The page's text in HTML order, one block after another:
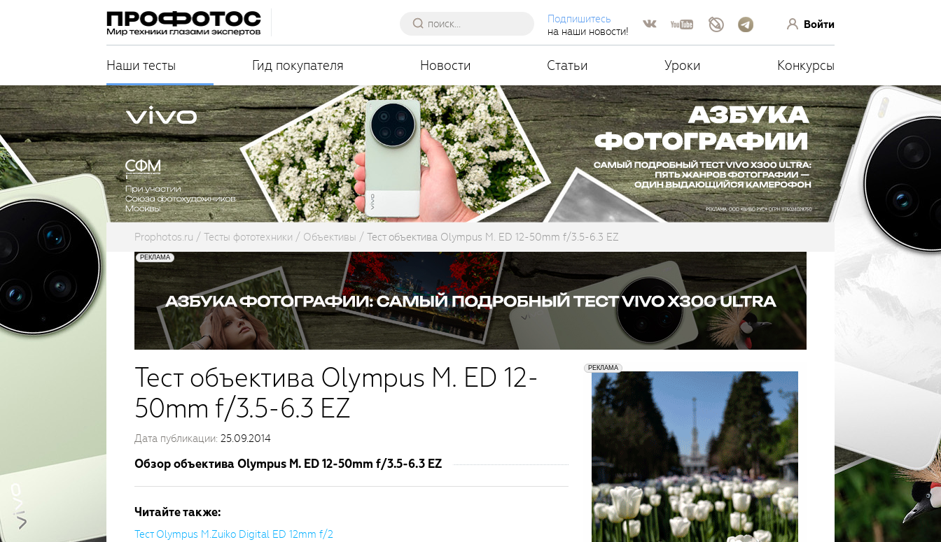
Подпишитесь
на наши новости!
Войти
Наши тесты Гид покупателя Новости Статьи Уроки Конкурсы
Prophotos.ru Тесты фототехники Объективы Тест объектива Olympus M. ED 12-50mm f/3.5-6.3 EZ
Тест объектива Olympus M. ED 12-
50mm f/3.5-6.3 EZ
Дата публикации: 25.09.2014
Обзор объектива Olympus M. ED 12-50mm f/3.5-6.3 EZ
Читайте также:
Тест Olympus M.Zuiko Digital ED 12mm f/2